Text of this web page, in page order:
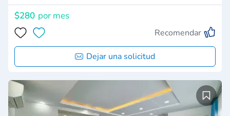
$280 por mes
Recomendar
Dejar una solicitud